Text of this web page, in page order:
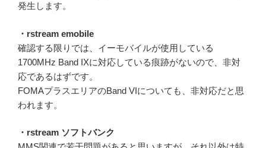
発生します。
・rstream emobile
確認する限りでは、イーモバイルが使用している
1700MHz Band IXに対応している痕跡がないので、非対
応であるはずです。
FOMAプラスエリアのBand VIについても、非対応だと思
われます。
・rstream ソフトバンク